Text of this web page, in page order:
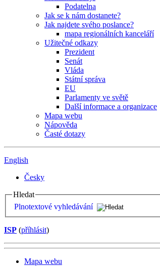
Podatelna
Jak se k nám dostanete?
Jak najdete svého poslance?
mapa regionálních kanceláří
Užitečné odkazy
Prezident
Senát
Vláda
Státní správa
EU
Parlamenty ve světě
Další informace a organizace
Mapa webu
Nápověda
Časté dotazy
English
Česky
Hledat
Plnotextové vyhledávání
ISP (příhlásit)
Mapa webu